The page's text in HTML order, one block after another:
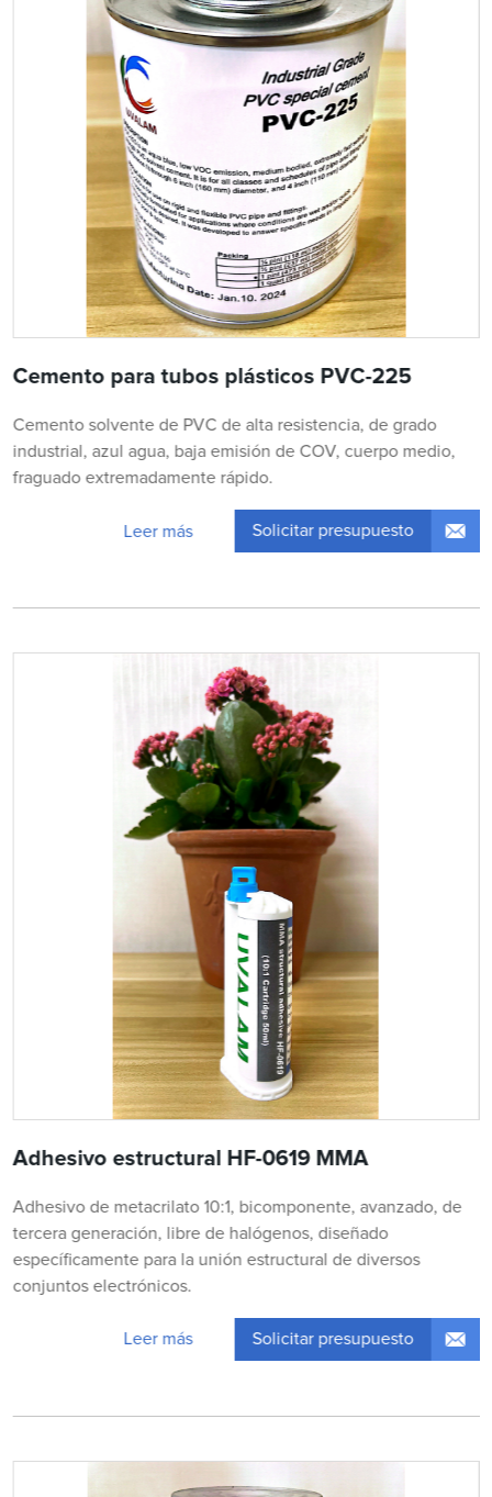
Cemento para tubos plásticos PVC-225
Cemento solvente de PVC de alta resistencia, de grado
industrial, azul agua, baja emisión de COV, cuerpo medio,
fraguado extremadamente rápido.
Leer más Solicitar presupuesto
Adhesivo estructural HF-0619 MMA
Adhesivo de metacrilato 10:1, bicomponente, avanzado, de
tercera generación, libre de halógenos, diseñado
específicamente para la unión estructural de diversos
conjuntos electrónicos.
Leer más Solicitar presupuesto